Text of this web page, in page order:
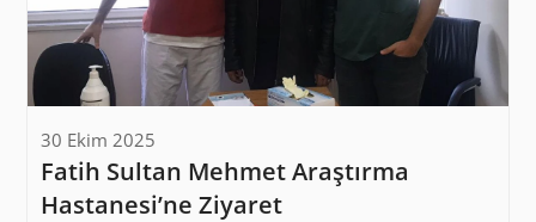
30 Ekim 2025
Fatih Sultan Mehmet Araştırma
Hastanesi’ne Ziyaret